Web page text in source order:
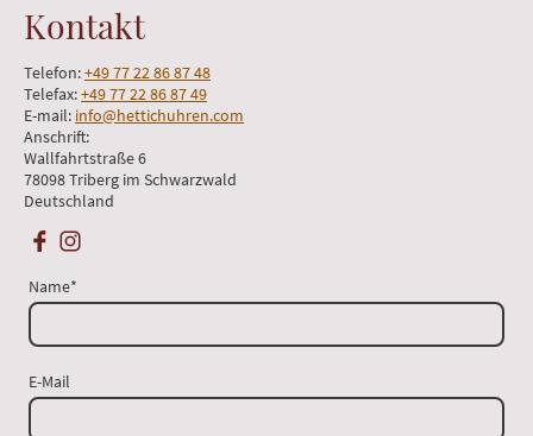
Kontakt
Telefon:+49 77 22 86 87 48
Telefax:+49 77 22 86 87 49
E-mail: info@hettichuhren.com
Anschrift:
Wallfahrtstraße 6
78098 Triberg im Schwarzwald
Deutschland
Name*
E-Mail